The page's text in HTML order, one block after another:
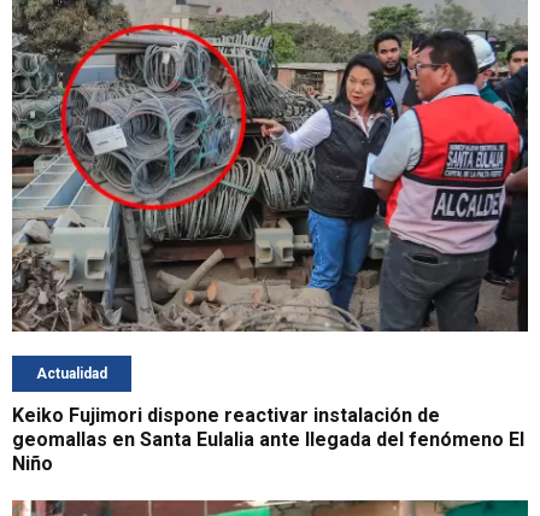
Actualidad
Keiko Fujimori dispone reactivar instalación de
geomallas en Santa Eulalia ante llegada del fenómeno El
Niño